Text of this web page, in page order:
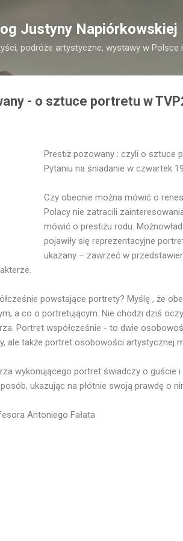
Justyny Napiórkowskiej
podróże artystyczne, wystawy w Polsce
- o sztuce portretu w
Prestiż pozowany : czyli o sztuce
Pytaniu na śniadanie w czwartek
Czy obecnie można mówić o
Polacy nie zatracili
mówić o prestiżu rodu.
pojawiły się reprezentacyjne
ukazany – zawrzeć w
powstające portrety? Myślę , że
a co o portretującym. Nie chodzi dziś
Portret współcześnie - to dwie
ale także portret osobowości artystycznej
wykonującego portret świadczy o
ukazując na płótnie swoją prawdę o
Antoniego Fałata